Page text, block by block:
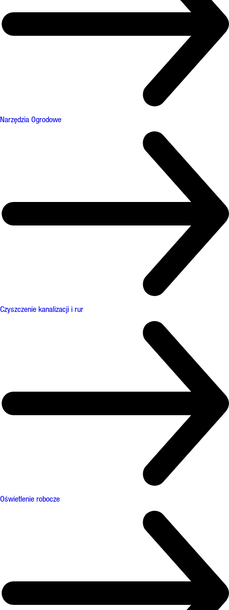
Narzędzia Ogrodowe
Czyszczenie kanalizacji i rur
Oświetlenie robocze